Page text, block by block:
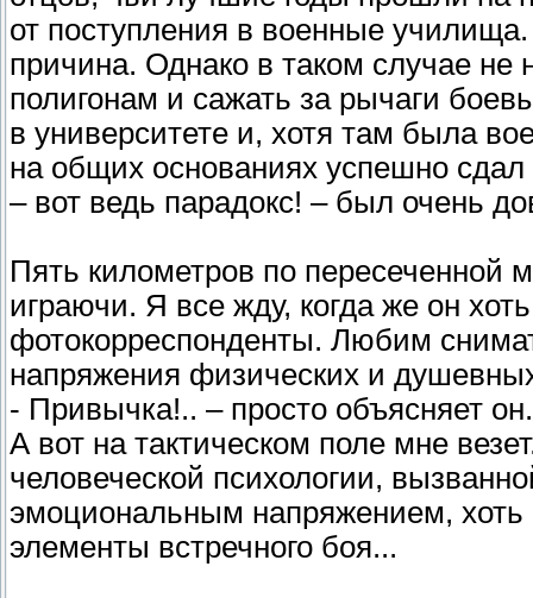
от поступления в военные
причина. Однако в таком случае
полигонам и сажать за рычаги
в университете и, хотя там была
на общих основаниях успешно
– вот ведь парадокс! – был очень
Пять километров по пересеченной
играючи. Я все жду, когда же он
фотокорреспонденты. Любим
напряжения физических и
- Привычка!.. – просто объясняет он.
А вот на тактическом поле мне
человеческой психологии,
эмоциональным напряжением, хоть
элементы встречного боя...